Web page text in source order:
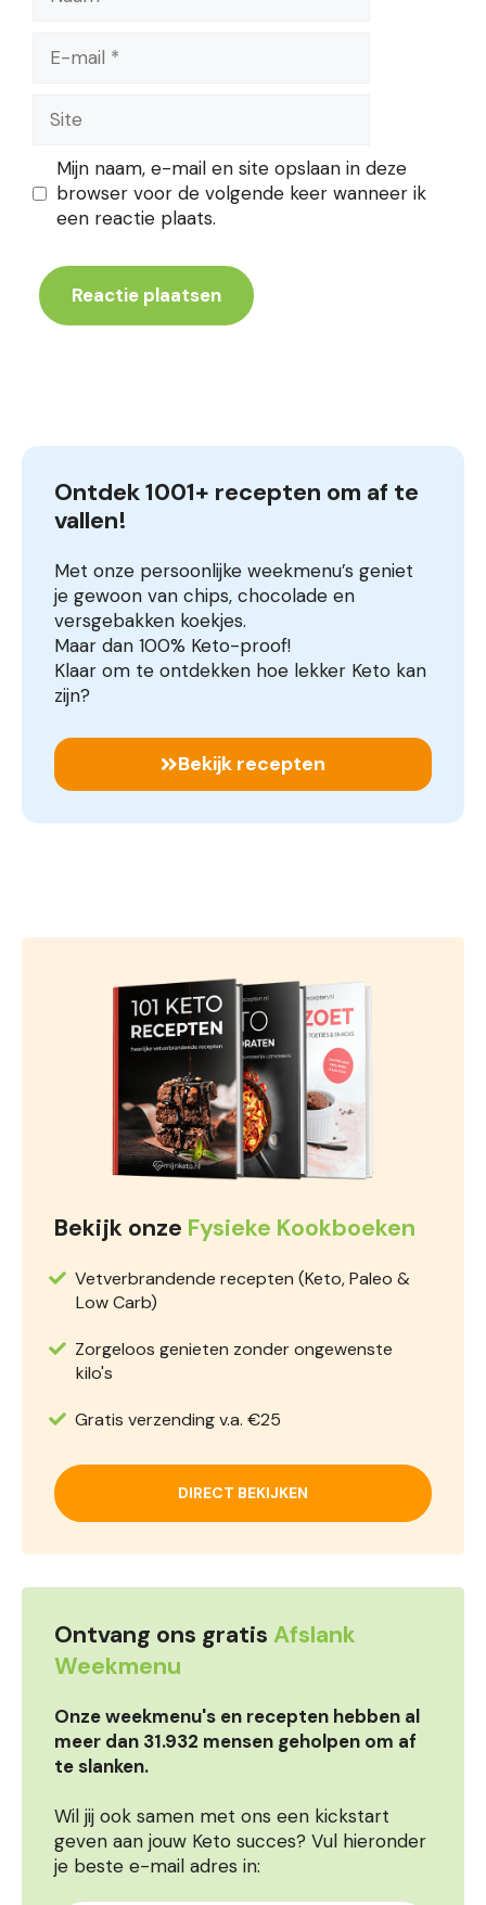
mail
Mijn naam, e-mail en site opslaan in deze
browser voor de volgende keer wanneer ik
een reactie plaats.
Ontdek 1001+ recepten om af te
vallen!
Met onze persoonlijke weekmenu’s geniet
je gewoon van chips, chocolade en
versgebakken koekjes.
Maar dan 100% Keto-proof!
Klaar om te ontdekken hoe lekker Keto kan
zijn?
Bekijk recepten
Bekijk onze Fysieke Kookboeken
Vetverbrandende recepten (Keto, Paleo &
Low Carb)
Zorgeloos genieten zonder ongewenste
kilo's
Gratis verzending v.a. €25
DIRECT BEKIJKEN
Ontvang ons gratis Afslank
Weekmenu
Onze weekmenu's en recepten hebben al
meer dan 31.932 mensen geholpen om af
te slanken.
Wil jij ook samen met ons een kickstart
geven aan jouw Keto succes? Vul hieronder
je beste e-mail adres in: